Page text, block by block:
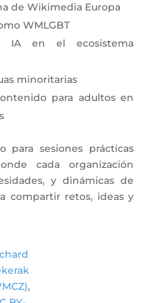
de Wikimedia Europa
WMLGBT
en el ecosistema
minoritarias
para adultos en
para sesiones prácticas
cada organización
y dinámicas de
compartir retos, ideas y
,